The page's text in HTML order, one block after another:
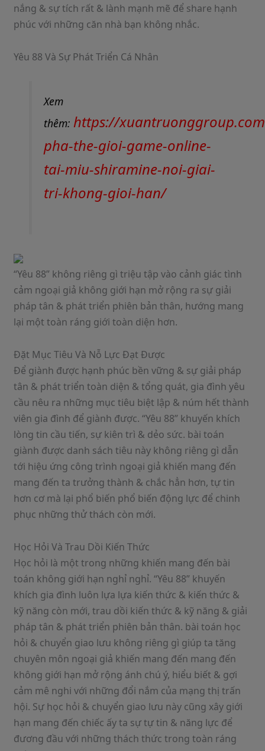
nắng & sự tích rất & lành mạnh mẽ để share hạnh
phúc với những căn nhà bạn không nhắc.
Yêu 88 Và Sự Phát Triển Cá Nhân
Xem
thêm: https://
pha-the-gioi-game-online-
tai-miu-shiramine-noi-giai-
tri-khong-gioi-han/
“Yêu 88” không riêng gì triệu tập vào cảnh giác tình
cảm ngoại giả không giới hạn mở rộng ra sự giải
pháp tân & phát triển phiên bản thân, hướng mang
lại một toàn ráng giới toàn diện hơn.
Đặt Mục Tiêu Và Nỗ Lực Đạt Được
Để giành được hạnh phúc bền vững & sự giải pháp
tân & phát triển toàn diện & tổng quát, gia đình yêu
cầu nêu ra những mục tiêu biệt lập & núm hết thành
viên gia đình để giành được. “Yêu 88” khuyến khích
lòng tin cầu tiến, sự kiên trì & dẻo sức. bài toán
giành được danh sách tiêu này không riêng gì dẫn
tới hiệu ứng công trình ngoại giả khiến mang đến
mang đến ta trưởng thành & chắc hẳn hơn, tự tin
hơn cơ mà lại phổ biến phổ biến động lực để chinh
phục những thử thách còn mới.
Học Hỏi Và Trau Dồi Kiến Thức
Học hỏi là một trong những khiến mang đến bài
toán không giới hạn nghỉ nghỉ. “Yêu 88” khuyến
khích gia đình luôn lựa lựa kiến thức & kiến thức &
kỹ năng còn mới, trau dồi kiến thức & kỹ năng & giải
pháp tân & phát triển phiên bản thân. bài toán học
hỏi & chuyển giao lưu không riêng gì giúp ta tăng
chuyên môn ngoại giả khiến mang đến mang đến
không giới hạn mở rộng ánh chú ý, hiểu biết & gợi
cảm mê nghi với những đổi nắm của mạng thị trấn
hội. Sự học hỏi & chuyển giao lưu này cũng xây giới
hạn mang đến chiếc ấy ta sự tự tin & năng lực để
đương đầu với những thách thức trong toàn ráng